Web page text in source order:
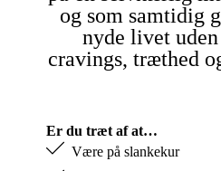
og som samtidig
nyde livet
cravings, træthed
Er du træt af at…
Være på slankekur